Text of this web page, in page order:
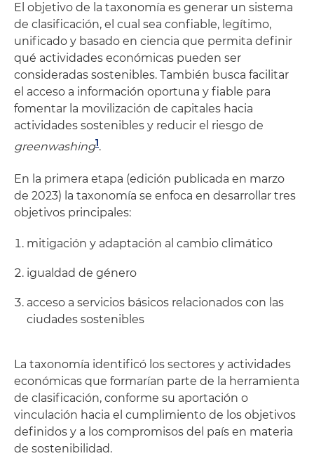
El objetivo de la taxonomía es generar un sistema
de clasificación, el cual sea confiable, legítimo,
unificado y basado en ciencia que permita definir
qué actividades económicas pueden ser
consideradas sostenibles. También busca facilitar
el acceso a información oportuna y fiable para
fomentar la movilización de capitales hacia
actividades sostenibles y reducir el riesgo de
greenwashing1.
En la primera etapa (edición publicada en marzo
de 2023) la taxonomía se enfoca en desarrollar tres
objetivos principales:
mitigación y adaptación al cambio climático
igualdad de género
acceso a servicios básicos relacionados con las
ciudades sostenibles
La taxonomía identificó los sectores y actividades
económicas que formarían parte de la herramienta
de clasificación, conforme su aportación o
vinculación hacia el cumplimiento de los objetivos
definidos y a los compromisos del país en materia
de sostenibilidad.